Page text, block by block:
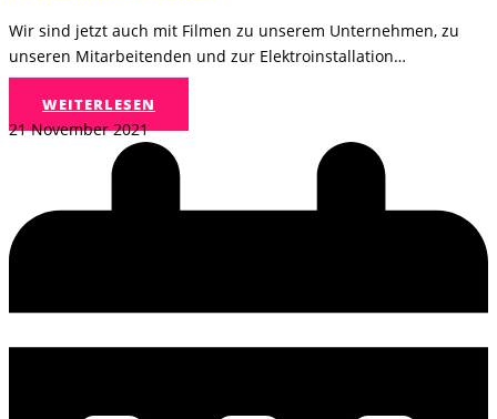
Wir sind jetzt auch mit Filmen zu unserem Unternehmen, zu
unseren Mitarbeitenden und zur Elektroinstallation…
WEITERLESEN
21 November 2021